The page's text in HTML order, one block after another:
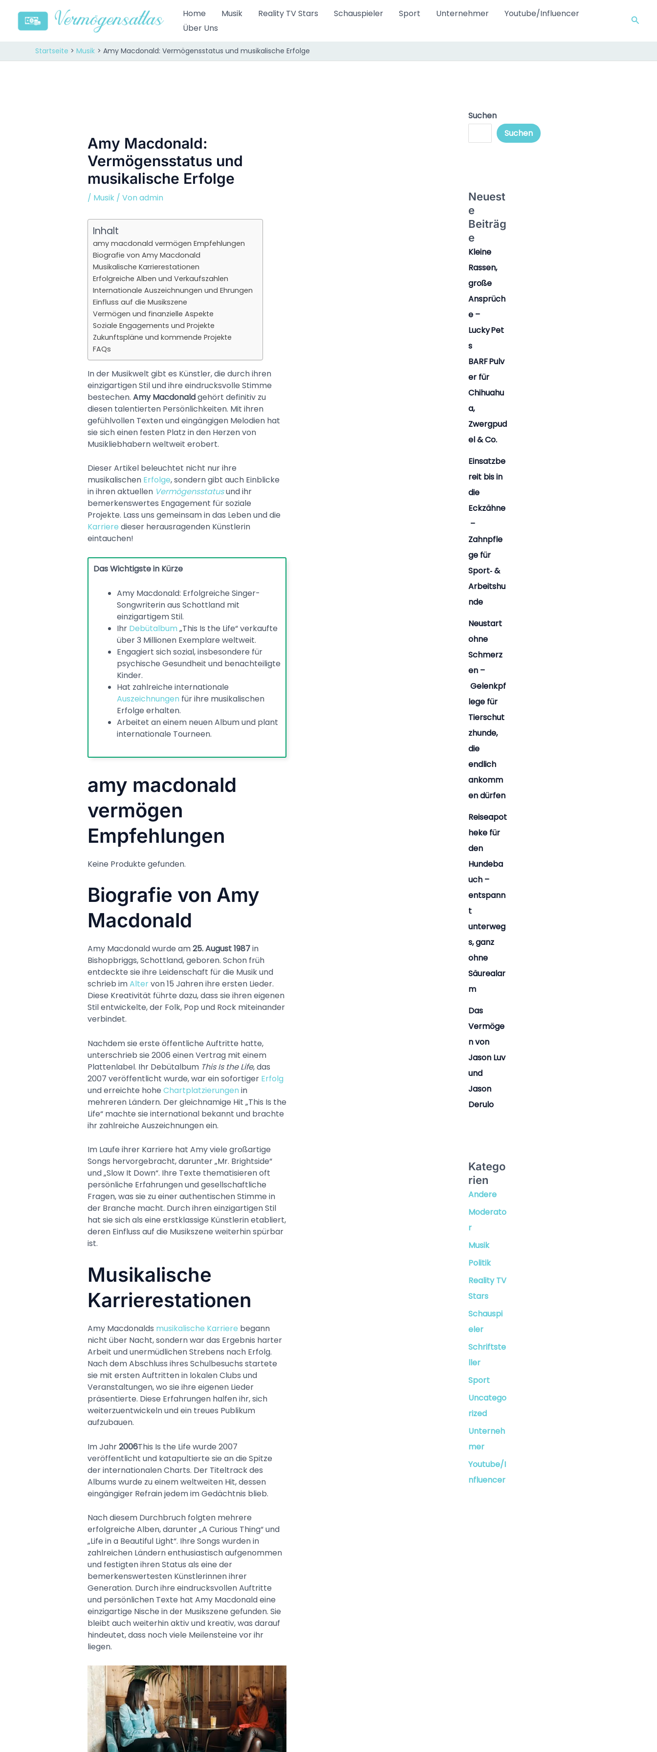
Inhalt
springen
Home Musik Reality TV Stars Schauspieler Sport Unternehmer
Youtube/Influencer
Über Uns
Startseite Musik Amy Macdonald: Vermögensstatus und musikalische Erfolge
Amy Macdonald:
Vermögensstatus und
musikalische Erfolge
/ Musik/ Von admin
Inhalt
amy macdonald vermögen Empfehlungen
Biografie von Amy Macdonald
Musikalische Karrierestationen
Erfolgreiche Alben und Verkaufszahlen
Internationale Auszeichnungen und Ehrungen
Einfluss auf die Musikszene
Vermögen und finanzielle Aspekte
Soziale Engagements und Projekte
Zukunftspläne und kommende Projekte
FAQs
In der Musikwelt gibt es Künstler, die durch ihren
einzigartigen Stil und ihre eindrucksvolle Stimme
bestechen. Amy Macdonaldgehört definitiv zu
diesen talentierten Persönlichkeiten. Mit ihren
gefühlvollen Texten und eingängigen Melodien hat
sie sich einen festen Platz in den Herzen von
Musikliebhabern weltweit erobert.
Dieser Artikel beleuchtet nicht nur ihre
musikalischen Erfolge, sondern gibt auch Einblicke
in ihren aktuellen Vermögensstatusund ihr
bemerkenswertes Engagement für soziale
Projekte. Lass uns gemeinsam in das Leben und die
Karriere dieser herausragenden Künstlerin
eintauchen!
Das Wichtigste in Kürze
Amy Macdonald: Erfolgreiche Singer-
Songwriterin aus Schottland mit
einzigartigem Stil.
Ihr Debütalbum „This Is the Life“ verkaufte
über 3 Millionen Exemplare weltweit.
Engagiert sich sozial, insbesondere für
psychische Gesundheit und benachteiligte
Kinder.
Hat zahlreiche internationale
Auszeichnungen für ihre musikalischen
Erfolge erhalten.
Arbeitet an einem neuen Album und plant
internationale Tourneen.
amy macdonald
vermögen
Empfehlungen
Keine Produkte gefunden.
Biografie von Amy
Macdonald
Amy Macdonald wurde am25. August 1987in
Bishopbriggs, Schottland, geboren. Schon früh
entdeckte sie ihre Leidenschaft für die Musik und
schrieb imAltervon 15 Jahren ihre ersten Lieder.
Diese Kreativität führte dazu, dass sie ihren eigenen
Stil entwickelte, der Folk, Pop und Rock miteinander
verbindet.
Nachdem sie erste öffentliche Auftritte hatte,
unterschrieb sie 2006 einen Vertrag mit einem
Plattenlabel. Ihr Debütalbum This Is the Life, das
2007 veröffentlicht wurde, war ein sofortiger Erfolg
und erreichte hohe Chartplatzierungen in
mehreren Ländern. Der gleichnamige Hit „This Is the
Life“ machte sie international bekannt und brachte
ihr zahlreiche Auszeichnungen ein.
Im Laufe ihrer Karriere hat Amy viele großartige
Songs hervorgebracht, darunter „Mr. Brightside“
und „Slow It Down“. Ihre Texte thematisieren oft
persönliche Erfahrungen und gesellschaftliche
Fragen, was sie zu einer authentischen Stimme in
der Branche macht. Durch ihren einzigartigen Stil
hat sie sich als eine erstklassige Künstlerin etabliert,
deren Einfluss auf die Musikszene weiterhin spürbar
ist.
Musikalische
Karrierestationen
Amy Macdonalds musikalische Karriere begann
nicht über Nacht, sondern war das Ergebnis harter
Arbeit und unermüdlichen Strebens nach Erfolg.
Nach dem Abschluss ihres Schulbesuchs startete
sie mit ersten Auftritten in lokalen Clubs und
Veranstaltungen, wo sie ihre eigenen Lieder
präsentierte. Diese Erfahrungen halfen ihr, sich
weiterzuentwickeln und ein treues Publikum
aufzubauen.
Im Jahr2006This Is the Life wurde 2007
veröffentlicht und katapultierte sie an die Spitze
der internationalen Charts. Der Titeltrack des
Albums wurde zu einem weltweiten Hit, dessen
eingängiger Refrain jedem im Gedächtnis blieb.
Nach diesem Durchbruch folgten mehrere
erfolgreiche Alben, darunter „A Curious Thing“ und
„Life in a Beautiful Light“. Ihre Songs wurden in
zahlreichen Ländern enthusiastisch aufgenommen
und festigten ihren Status als eine der
bemerkenswertesten Künstlerinnen ihrer
Generation. Durch ihre eindrucksvollen Auftritte
und persönlichen Texte hat Amy Macdonald eine
einzigartige Nische in der Musikszene gefunden. Sie
bleibt auch weiterhin aktiv und kreativ, was darauf
hindeutet, dass noch viele Meilensteine vor ihr
liegen.
Suchen
Suchen
Neuest
e
Beiträg
e
Kleine
Rassen,
große
Ansprüch
e –
Lucky Pet
s
BARF Pulv
er für
Chihuahu
a,
Zwergpud
el & Co.
Einsatzbe
reit bis in
die
Eckzähne
–
Zahnpfle
ge für
Sport‑ &
Arbeitshu
nde
Neustart
ohne
Schmerz
en –
Gelenkpf
lege für
Tierschut
zhunde,
die
endlich
ankomm
en dürfen
Reiseapot
heke für
den
Hundeba
uch –
entspann
t
unterweg
s, ganz
ohne
Säurealar
m
Das
Vermöge
n von
Jason Luv
und
Jason
Derulo
Katego
rien
Andere
Moderato
r
Musik
Politik
Reality TV
Stars
Schauspi
eler
Schriftste
ller
Sport
Uncatego
rized
Unterneh
mer
Youtube/I
nfluencer